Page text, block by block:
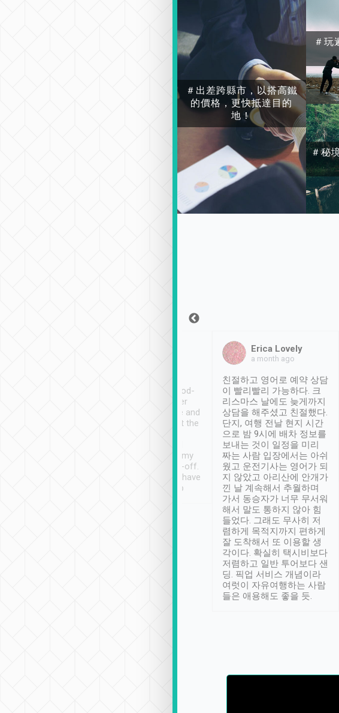
＃出差跨縣市，以搭高鐵
的價格，更快抵達目的
地！
＃玩
＃秘
service, vehicles in good-
condition and the driver
service was awesome and
thoughtful. Driver went the
have safely arrived at my
destination after drop-off.
Definitely something I have
not seen elsewhere 👍
Erica Lovely
a month ago
친절하고 영어로 예약 상담
이 빨리빨리 가능하다. 크
리스마스 날에도 늦게까지
상담을 해주셨고 친절했다.
단지, 여행 전날 현지 시간
으로 밤 9시에 배차 정보를
보내는 것이 일정을 미리
짜는 사람 입장에서는 아쉬
웠고 운전기사는 영어가 되
지 않았고 아리산에 안개가
낀 날 계속해서 추월하며
가서 동승자가 너무 무서워
해서 말도 통하지 않아 힘
들었다. 그래도 무사히 저
렴하게 목적지까지 편하게
잘 도착해서 또 이용할 생
각이다. 확실히 택시비보다
저렴하고 일반 투어보다 샌
딩. 픽업 서비스 개념이라
여럿이 자유여행하는 사람
들은 애용해도 좋을 듯.